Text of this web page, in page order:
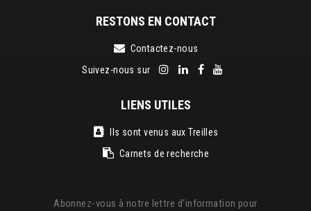
RESTONS EN CONTACT
Contactez-nous
Suivez-nous sur
LIENS UTILES
Ils sont venus aux Treilles
Carnets de recherche
Abonnez-vous à notre lettre d'information pour